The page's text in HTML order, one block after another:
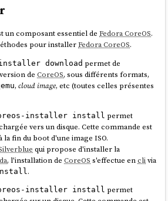
populaire : utilisation par
.
supporte le format de compression
leszstd skippable frames. Ce format
fine en découpant les layers en chunks,
des téléchargements différentiels, bien que
de
(qui permet de réduire la taille
lors des mises à jour),#JaiDécouvert
l'avais déjà croisé).
vers Bootc".
un composant essentiel deFedora CoreOS.
pour installerFedora CoreOS.
download permet de
deCoreOS, sous différents formats,
,cloud image, etc (toutes celles présentes
installer install permet
vers un disque. Cette commande est
fin du boot d'une image ISO.
qui propose d'installer la
, l'installation deCoreOS s'effectue enclivia
.
installer install permet